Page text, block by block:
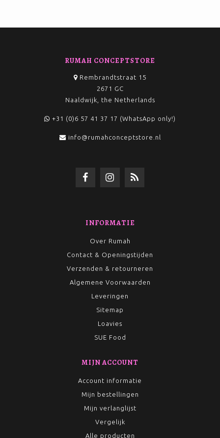
RUMAH CONCEPTSTORE
Rembrandtstraat 15
2671 GC
Naaldwijk, the Netherlands
+31 (0)6 57 41 37 17 (WhatsApp only!)
info@rumahconceptstore.nl
INFORMATIE
Over Rumah
Contact & Openingstijden
Verzenden & retourneren
Algemene Voorwaarden
Leveringen
Sitemap
Loavies
SUE Food
MIJN ACCOUNT
Account informatie
Mijn bestellingen
Mijn verlanglijst
Vergelijk
Alle producten